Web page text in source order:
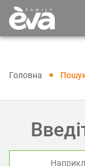
Головна